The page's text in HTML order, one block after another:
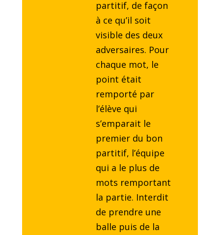
partitif, de façon
à ce qu’il soit
visible des deux
adversaires. Pour
chaque mot, le
point était
remporté par
l’élève qui
s’emparait le
premier du bon
partitif, l’équipe
qui a le plus de
mots remportant
la partie. Interdit
de prendre une
balle puis de la